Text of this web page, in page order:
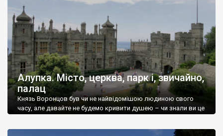
Алупка. Місто, церква, парк і, звичайно,
палац
Князь Воронцов був чи не найвідомішою людиною свого
часу, але давайте не будемо кривити душею – чи знали ви це